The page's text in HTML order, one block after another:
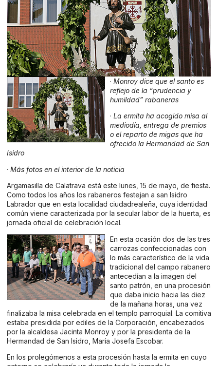
· Monroy dice que el santo es
reflejo de la “prudencia y
humildad” rabaneras
· La ermita ha acogido misa al
mediodía, entrega de premios
o el reparto de migas que ha
ofrecido la Hermandad de San
Isidro
· Más fotos en el interior de la noticia
Argamasilla de Calatrava está este lunes, 15 de mayo, de fiesta.
Como todos los años los rabaneros festejan a san Isidro
Labrador que en esta localidad ciudadrealeña, cuya identidad
común viene caracterizada por la secular labor de la huerta, es
jornada oficial de celebración local.
En esta ocasión dos de las tres
carrozas confeccionadas con
lo más característico de la vida
tradicional del campo rabanero
antecedían a la imagen del
santo patrón, en una procesión
que daba inicio hacia las diez
de la mañana horas, una vez
finalizaba la misa celebrada en el templo parroquial. La comitiva
estaba presidida por ediles de la Corporación, encabezados
por la alcaldesa Jacinta Monroy y por la presidenta de la
Hermandad de San Isidro, María Josefa Escobar.
En los prolegómenos a esta procesión hasta la ermita en cuyo